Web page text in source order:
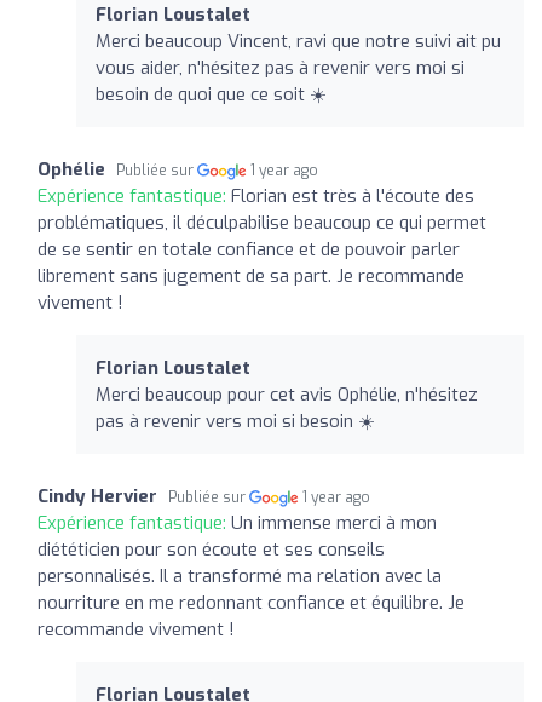
Florian Loustalet
Merci beaucoup Vincent, ravi que notre suivi ait pu
vous aider, n'hésitez pas à revenir vers moi si
besoin de quoi que ce soit ☀️
Ophélie Publiée sur 1 year ago
Expérience fantastique: Florian est très à l'écoute des
problématiques, il déculpabilise beaucoup ce qui permet
de se sentir en totale confiance et de pouvoir parler
librement sans jugement de sa part. Je recommande
vivement !
Florian Loustalet
Merci beaucoup pour cet avis Ophélie, n'hésitez
pas à revenir vers moi si besoin ☀️
Cindy Hervier Publiée sur 1 year ago
Expérience fantastique: Un immense merci à mon
diététicien pour son écoute et ses conseils
personnalisés. Il a transformé ma relation avec la
nourriture en me redonnant confiance et équilibre. Je
recommande vivement !
Florian Loustalet